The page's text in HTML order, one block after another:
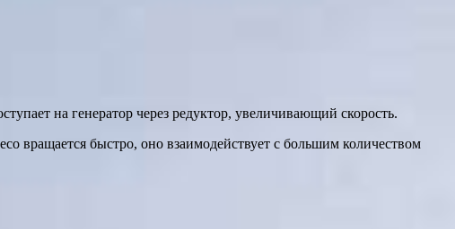
на генератор через редуктор, увеличивающий скорость.
вращается быстро, оно взаимодействует с большим количеством